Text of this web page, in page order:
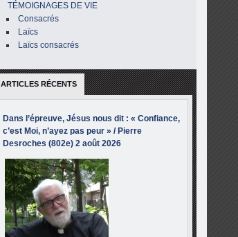
TÉMOIGNAGES DE VIE
Consacrés
Laïcs
Laïcs consacrés
ARTICLES RÉCENTS
Dans l’épreuve, Jésus nous dit : « Confiance,
c’est Moi, n’ayez pas peur » / Pierre
Desroches (802e) 2 août 2026